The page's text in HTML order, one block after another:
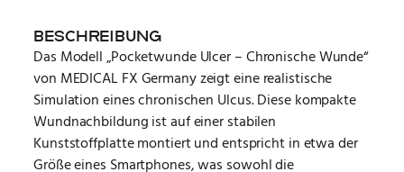
BESCHREIBUNG
Das Modell „Pocketwunde Ulcer – Chronische Wunde“
von MEDICAL FX Germany zeigt eine realistische
Simulation eines chronischen Ulcus. Diese kompakte
Wundnachbildung ist auf einer stabilen
Kunststoffplatte montiert und entspricht in etwa der
Größe eines Smartphones, was sowohl die